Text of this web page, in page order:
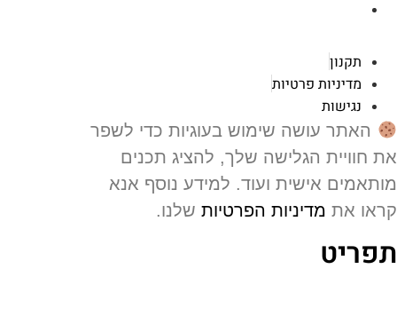
תקנון
מדיניות פרטיות
נגישות
האתר עושה שימוש בעוגיות כדי לשפר
חוויית הגלישה שלך, להציג תכנים
אישית ועוד. למידע נוסף אנא
אתמדיניות הפרטיותשלנו.